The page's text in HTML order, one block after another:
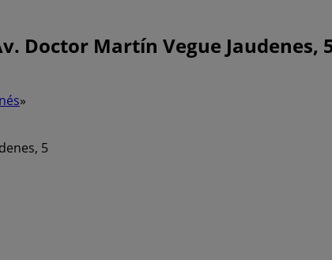
Doctor Martín Vegue Jaudenes,
»
5